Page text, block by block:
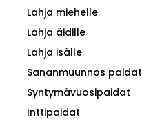
Lahja miehelle
Lahja äidille
Lahja isälle
Sananmuunnos paidat
Syntymävuosipaidat
Inttipaidat